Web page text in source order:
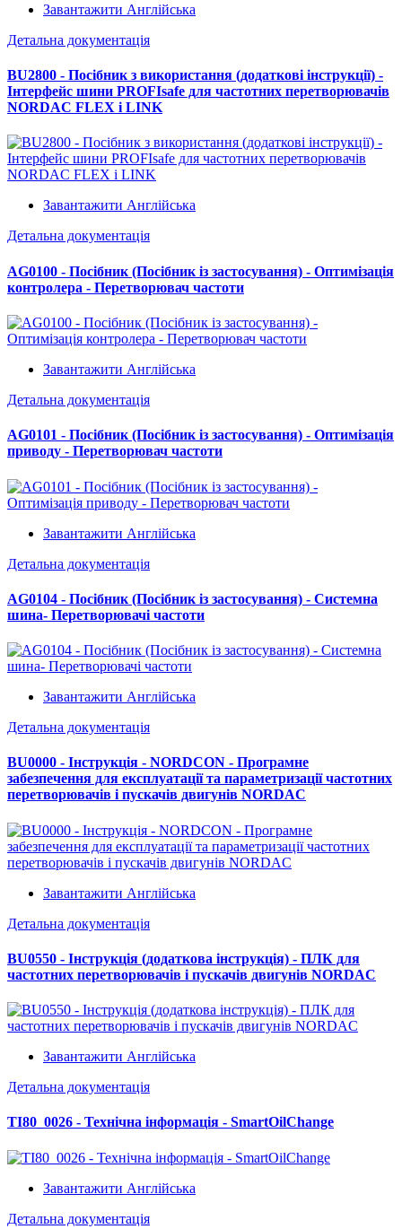
Завантажити Англійська
Детальна документація
BU2800 - Посібник з використання (додаткові інструкції) -
Інтерфейс шини PROFIsafe для частотних перетворювачів
NORDAC FLEX і LINK
Завантажити Англійська
Детальна документація
AG0100 - Посібник (Посібник із застосування) - Оптимізація
контролера - Перетворювач частоти
Завантажити Англійська
Детальна документація
AG0101 - Посібник (Посібник із застосування) - Оптимізація
приводу - Перетворювач частоти
Завантажити Англійська
Детальна документація
AG0104 - Посібник (Посібник із застосування) - Системна
шина- Перетворювачі частоти
Завантажити Англійська
Детальна документація
BU0000 - Інструкція - NORDCON - Програмне
забезпечення для експлуатації та параметризації частотних
перетворювачів і пускачів двигунів NORDAC
Завантажити Англійська
Детальна документація
BU0550 - Інструкція (додаткова інструкція) - ПЛК для
частотних перетворювачів і пускачів двигунів NORDAC
Завантажити Англійська
Детальна документація
TI80_0026 - Технічна інформація - SmartOilChange
Завантажити Англійська
Детальна документація